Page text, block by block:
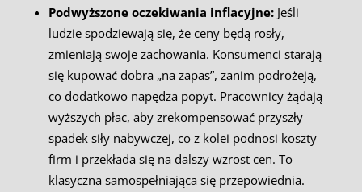
Podwyższone oczekiwania inflacyjne:Jeśli
ludzie spodziewają się, że ceny będą rosły,
zmieniają swoje zachowania. Konsumenci starają
się kupować dobra „na zapas”, zanim podrożeją,
co dodatkowo napędza popyt. Pracownicy żądają
wyższych płac, aby zrekompensować przyszły
spadek siły nabywczej, co z kolei podnosi koszty
firm i przekłada się na dalszy wzrost cen. To
klasyczna samospełniająca się przepowiednia.